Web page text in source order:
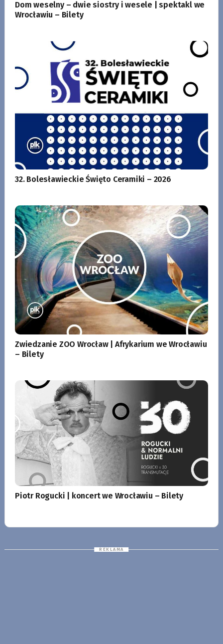
Dom weselny – dwie siostry i wesele | spektakl we
Wrocławiu – Bilety
32. Bolesławieckie Święto Ceramiki – 2026
Zwiedzanie ZOO Wrocław | Afrykarium we Wrocławiu
– Bilety
Piotr Rogucki | koncert we Wrocławiu – Bilety